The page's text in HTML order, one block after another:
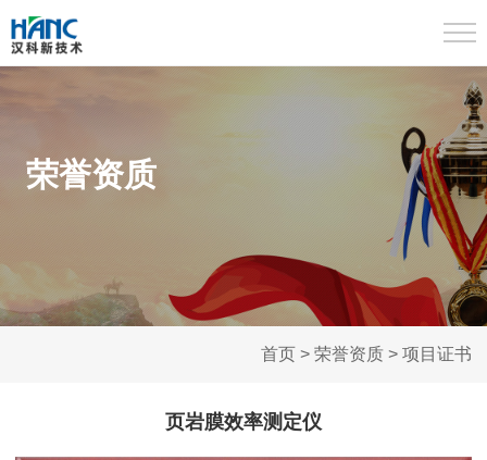
荣誉资质
首页 > 荣誉资质 > 项目证书
页岩膜效率测定仪